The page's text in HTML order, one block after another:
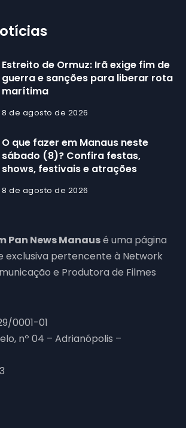
Estreito de Ormuz: Irã exige fim de
guerra e sanções para liberar rota
marítima
8 de agosto de 2026
O que fazer em Manaus neste
sábado (8)? Confira festas,
shows, festivais e atrações
8 de agosto de 2026
Pan News Manausé uma página
exclusiva pertencente à Network
e Produtora de Filmes
0001-01
nº 04 – Adrianópolis –